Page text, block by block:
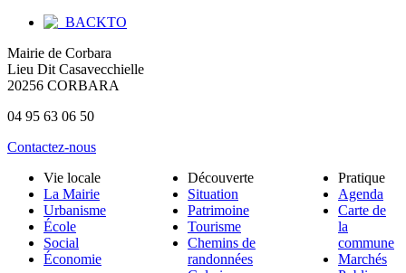
Mairie de Corbara
Lieu Dit Casavecchielle
20256 CORBARA
04 95 63 06 50
Contactez-nous
Vie locale
La Mairie
Urbanisme
École
Social
Économie
Découverte
Situation
Patrimoine
Tourisme
Chemins de
randonnées
Pratique
Agenda
Carte de
la
commune
Marchés